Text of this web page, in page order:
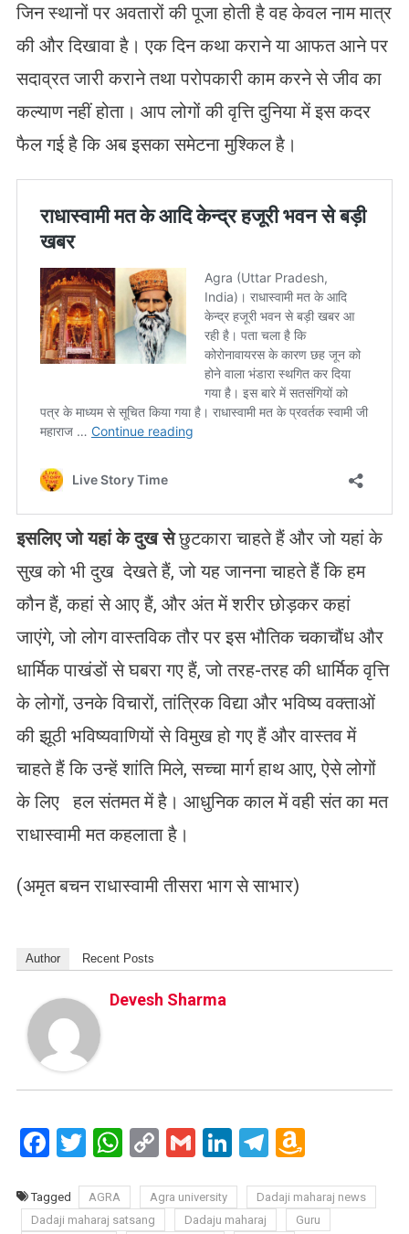
जिन स्थानों पर अवतारों की पूजा होती है वह केवल नाम मात्र
की और दिखावा है। एक दिन कथा कराने या आफत आने पर
सदाव्रत जारी कराने तथा परोपकारी काम करने से जीव का
कल्याण नहीं होता। आप लोगों की वृत्ति दुनिया में इस कदर
फैल गई है कि अब इसका समेटना मुश्किल है।
इसलिए जो यहां के दुख सेछुटकारा चाहते हैं और जो यहां के
सुख को भी दुख देखते हैं, जो यह जानना चाहते हैं कि हम
कौन हैं, कहां से आए हैं, और अंत में शरीर छोड़कर कहां
जाएंगे, जो लोग वास्तविक तौर पर इस भौतिक चकाचौंध और
धार्मिक पाखंडों से घबरा गए हैं, जो तरह-तरह की धार्मिक वृत्ति
के लोगों, उनके विचारों, तांत्रिक विद्या और भविष्य वक्ताओं
की झूठी भविष्यवाणियों से विमुख हो गए हैं और वास्तव में
चाहते हैं कि उन्हें शांति मिले, सच्चा मार्ग हाथ आए, ऐसे लोगों
के लिए हल संतमत में है। आधुनिक काल में वही संत का मत
राधास्वामी मत कहलाता है।
(अमृत बचन राधास्वामी तीसरा भाग से साभार)
Author Recent Posts
Devesh Sharma
Facebook
Twitter
WhatsApp
CopyGmailLinkedIn
Telegram
Amazon
List
Tagged AGRA Agra university
Dadaji maharaj news
Dadaji maharaj satsang
Dadaju maharaj Guru